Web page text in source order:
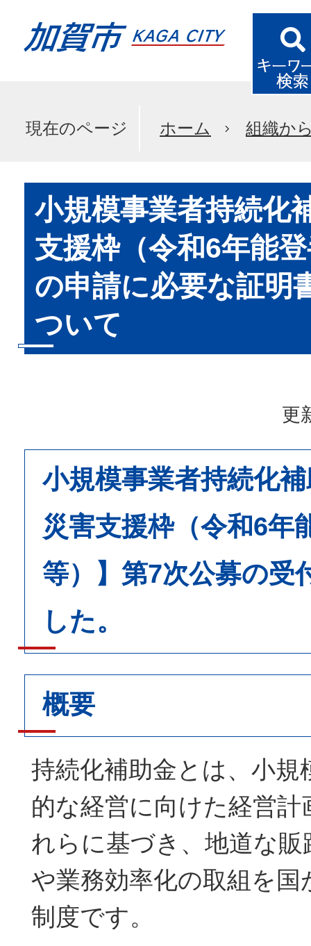
現在のページ ホーム 組織か
小規模事業者持続化
支援枠（令和6年能
の申請に必要な証明
ついて
更
小規模事業者持続化
災害支援枠（令和6年
等）】第7次公募の受
した。
概要
持続化補助金とは、小規
的な経営に向けた経営
れらに基づき、地道な販
や業務効率化の取組を国
制度です。